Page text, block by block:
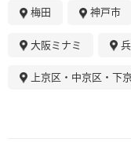
梅田 神戸市
大阪ミナミ
上京区・中京区・下